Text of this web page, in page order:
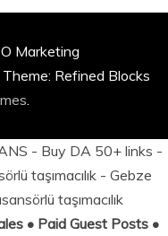
Marketing
Theme: Refined Blocks
.
- Buy DA 50+ links -
taşımacılık - Gebze
taşımacılık
• Paid Guest Posts •